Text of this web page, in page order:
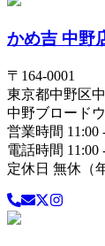
かめ吉 中野
〒 164-0001
東京都中野区
中野ブロード
営業時間 11:00
電話時間 11:00
定休日 無休（